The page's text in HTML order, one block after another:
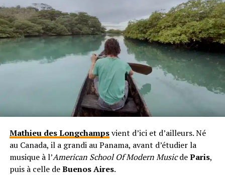
Mathieu des Longchampsvient d’ici et d’ailleurs. Né
au Canada, il a grandi au Panama, avant d’étudier la
musique à l’American School Of Modern MusicdeParis,
puis à celle deBuenos Aires.